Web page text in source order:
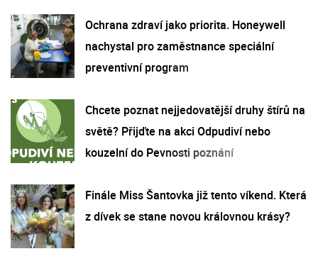
Ochrana zdraví jako priorita. Honeywell
nachystal pro zaměstnance speciální
preventivní program
Chcete poznat nejjedovatější druhy štírů na
světě? Přijďte na akci Odpudiví nebo
kouzelní do Pevnosti poznání
Finále Miss Šantovka již tento víkend. Která
z dívek se stane novou královnou krásy?